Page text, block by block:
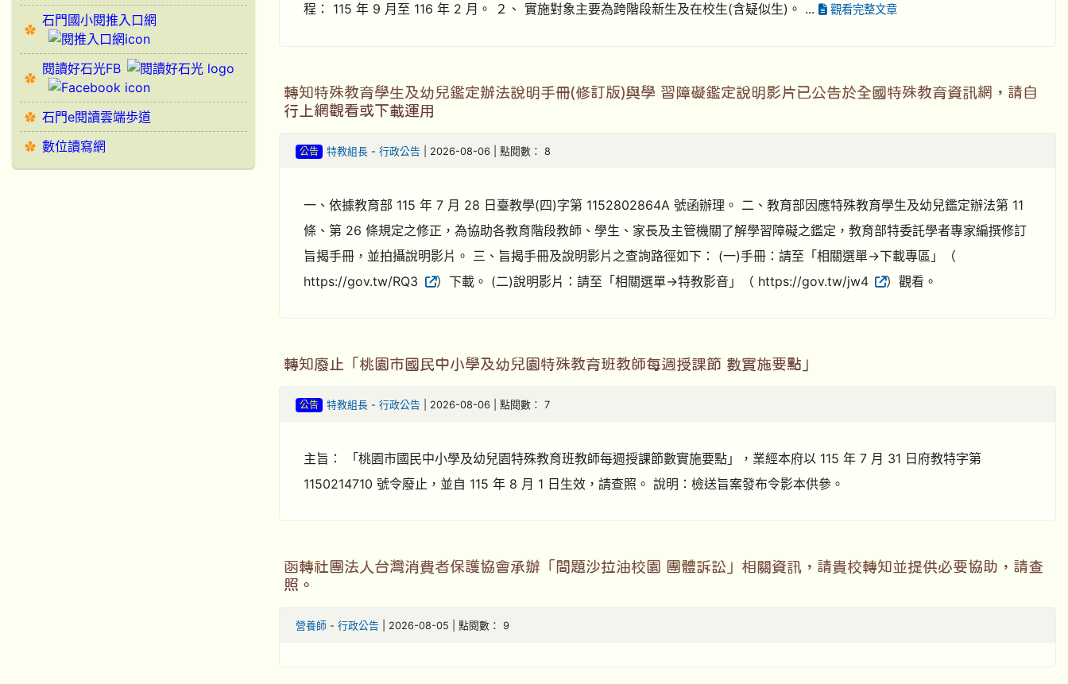
程： 115 年 9 月至 116 年 2 月。 ２、 實施對象主要為跨階段新生及在校生(含疑似生)。 ...
觀看完整文章
轉知特殊教育學生及幼兒鑑定辦法說明手冊(修訂版)與學 習障礙鑑定說明影片已公告於全國特殊教育資訊網，請自
行上網觀看或下載運用
公告 特教組長- 行政公告 | 2026-08-06 | 點閱數： 8
一、依據教育部 115 年 7 月 28 日臺教學(四)字第 1152802864A 號函辦理。 二、教育部因應特殊教育學生及幼兒鑑定辦法第 11
條、第 26 條規定之修正，為協助各教育階段教師、學生、家長及主管機關了解學習障礙之鑑定，教育部特委託學者專家編撰修訂
旨揭手冊，並拍攝說明影片。 三、旨揭手冊及說明影片之查詢路徑如下： (一)手冊：請至「相關選單→下載專區」（
https://gov.tw/RQ3
）下載。 (二)說明影片：請至「相關選單→特教影音」（ https://gov.tw/jw4 ）觀看。
轉知廢止「桃園市國民中小學及幼兒園特殊教育班教師每週授課節 數實施要點」
公告 特教組長- 行政公告 | 2026-08-06 | 點閱數： 7
主旨： 「桃園市國民中小學及幼兒園特殊教育班教師每週授課節數實施要點」，業經本府以 115 年 7 月 31 日府教特字第
1150214710 號令廢止，並自 115 年 8 月 1 日生效，請查照。 說明：檢送旨案發布令影本供參。
函轉社團法人台灣消費者保護協會承辦「問題沙拉油校園 團體訴訟」相關資訊，請貴校轉知並提供必要協助，請查
照。
營養師 - 行政公告 | 2026-08-05 | 點閱數： 9
石門國小閱推入口網
閱讀好石光FB
石門e閱讀雲端歩道
數位讀寫網